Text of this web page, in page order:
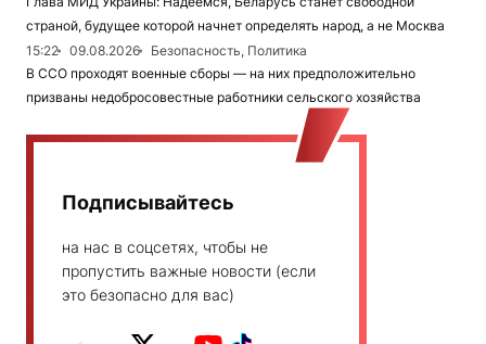
страной, будущее которой начнет определять народ, а не Москва
15:22
09.08.2026
Безопасность, Политика
В ССО проходят военные сборы — на них предположительно
призваны недобросовестные работники сельского хозяйства
Подписывайтесь
на нас в соцсетях, чтобы не
пропустить важные новости (если
это безопасно для вас)